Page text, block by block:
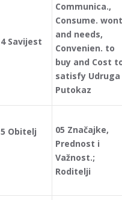
4 Savijest
Communica.,
Consume.
and needs,
Convenien. to
buy and Cost
satisfy Udruga
Putokaz
5 Obitelj
05 Značajke,
Prednost i
Važnost.;
Roditelji